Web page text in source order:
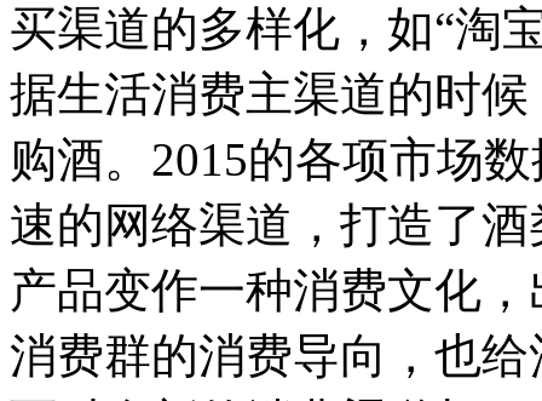
买渠道的多样化，如“淘
据生活消费主渠道的时
购酒。2015的各项市场
速的网络渠道，打造了
产品变作一种消费文化
消费群的消费导向，也